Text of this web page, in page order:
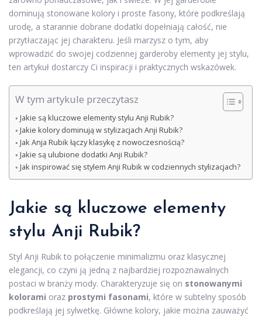
dominują stonowane kolory i proste fasony, które podkreślają
urodę, a starannie dobrane dodatki dopełniają całość, nie
przytłaczając jej charakteru. Jeśli marzysz o tym, aby
wprowadzić do swojej codziennej garderoby elementy jej stylu,
ten artykuł dostarczy Ci inspiracji i praktycznych wskazówek.
W tym artykule przeczytasz
Jakie są kluczowe elementy stylu Anji Rubik?
Jakie kolory dominują w stylizacjach Anji Rubik?
Jak Anja Rubik łączy klasykę z nowoczesnością?
Jakie są ulubione dodatki Anji Rubik?
Jak inspirować się stylem Anji Rubik w codziennych stylizacjach?
Jakie są kluczowe elementy
stylu Anji Rubik?
Styl Anji Rubik to połączenie minimalizmu oraz klasycznej
elegancji, co czyni ją jedną z najbardziej rozpoznawalnych
postaci w branży mody. Charakteryzuje się on stonowanymi
kolorami oraz prostymi fasonami, które w subtelny sposób
podkreślają jej sylwetkę. Główne kolory, jakie można zauważyć